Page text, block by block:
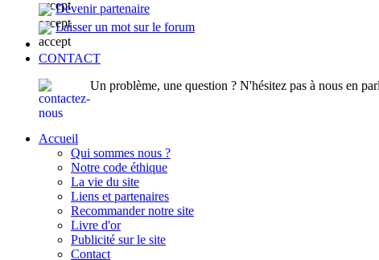
Devenir partenaire
Laisser un mot sur le forum
CONTACT
Un problème, une question ? N'hésitez pas à nous en
Accueil
Qui sommes nous ?
Notre code éthique
La vie du site
Liens et partenaires
Recommander notre site
Livre d'or
Publicité sur le site
Contact